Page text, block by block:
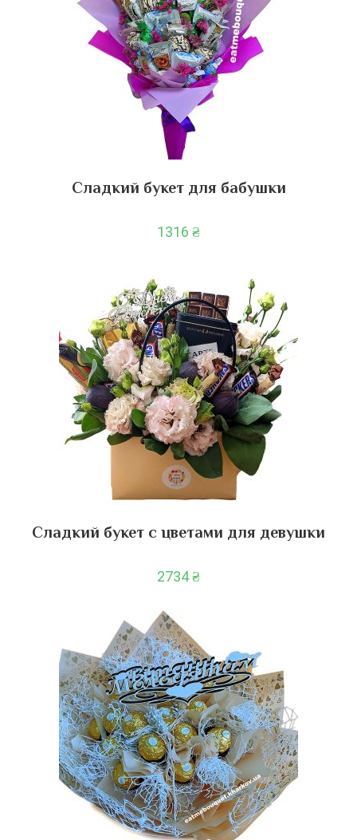
Сладкий букет для бабушки
1316 ₴
Сладкий букет с цветами для девушки
2734₴